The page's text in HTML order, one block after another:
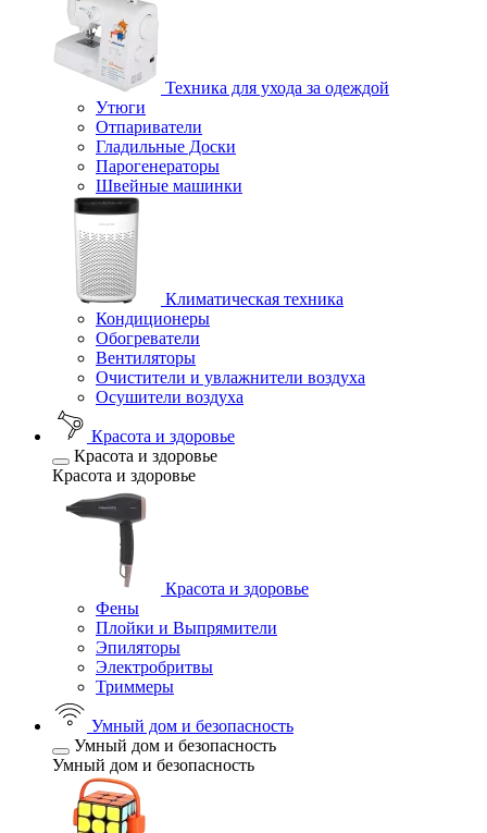
Техника для ухода за одеждой
Утюги
Отпариватели
Гладильные Доски
Парогенераторы
Швейные машинки
Климатическая техника
Кондиционеры
Обогреватели
Вентиляторы
Очистители и увлажнители воздуха
Осушители воздуха
Красота и здоровье
Красота и здоровье
Красота и здоровье
Красота и здоровье
Фены
Плойки и Выпрямители
Эпиляторы
Электробритвы
Триммеры
Умный дом и безопасность
Умный дом и безопасность
Умный дом и безопасность